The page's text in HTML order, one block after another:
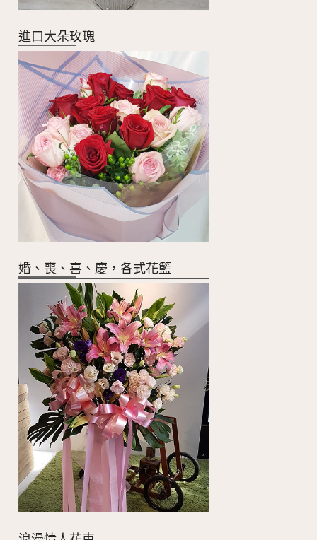
進口大朵玫瑰
婚、喪、喜、慶，各式花籃